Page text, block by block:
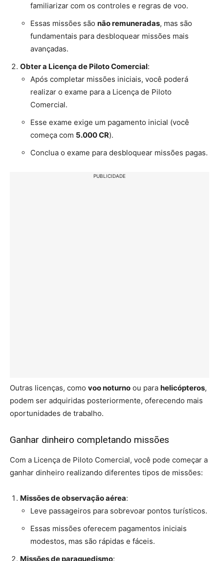
familiarizar com os controles e regras de voo.
Essas missões são não remuneradas, mas são
fundamentais para desbloquear missões mais
avançadas.
Obter a Licença de Piloto Comercial:
Após completar missões iniciais, você poderá
realizar o exame para a Licença de Piloto
Comercial.
Esse exame exige um pagamento inicial (você
começa com 5.000 CR).
Conclua o exame para desbloquear missões pagas.
PUBLICIDADE
Outras licenças, como voo noturno ou para helicópteros,
podem ser adquiridas posteriormente, oferecendo mais
oportunidades de trabalho.
Ganhar dinheiro completando missões
Com a Licença de Piloto Comercial, você pode começar a
ganhar dinheiro realizando diferentes tipos de missões:
Missões de observação aérea:
Leve passageiros para sobrevoar pontos turísticos.
Essas missões oferecem pagamentos iniciais
modestos, mas são rápidas e fáceis.
Missões de paraquedismo: